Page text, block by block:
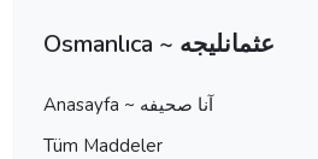
Osmanlıca ~ عثمانليجه
Anasayfa ~ آنا صحيفه
Tüm Maddeler